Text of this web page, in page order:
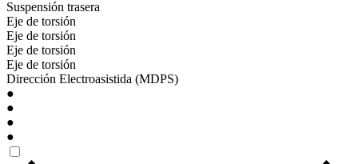
Suspensión trasera
Eje de torsión
Eje de torsión
Eje de torsión
Eje de torsión
Dirección Electroasistida (MDPS)
●
●
●
●